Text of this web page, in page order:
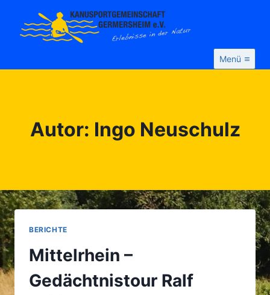
Inhalt
springen
Menü
Autor: Ingo Neuschulz
BERICHTE
Mittelrhein –
Gedächtnistour Ralf